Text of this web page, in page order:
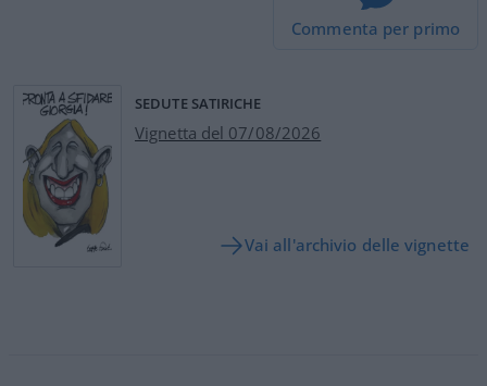
Commenta per primo
SEDUTE SATIRICHE
Vignetta del 07/08/2026
Vai all'archivio delle vignette